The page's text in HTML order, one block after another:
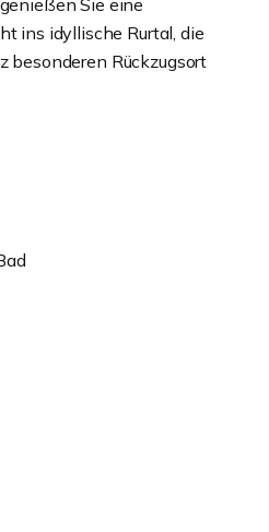
Sie eine
ins idyllische Rurtal, die
besonderen Rückzugsort